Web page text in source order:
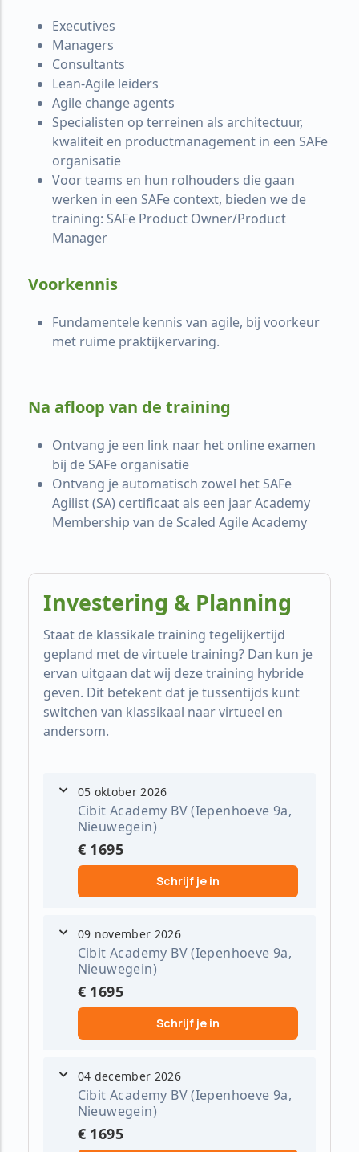
Executives
Managers
Consultants
Lean-Agile leiders
Agile change agents
Specialisten op terreinen als architectuur,
kwaliteit en productmanagement in een SAFe
organisatie
Voor teams en hun rolhouders die gaan
werken in een SAFe context, bieden we de
training: SAFe Product Owner/Product
Manager
Voorkennis
Fundamentele kennis van agile, bij voorkeur
met ruime praktijkervaring.
Na afloop van de training
Ontvang je een link naar het online examen
bij de SAFe organisatie
Ontvang je automatisch zowel het SAFe
Agilist (SA) certificaat als een jaar Academy
Membership van de Scaled Agile Academy
Investering & Planning
Staat de klassikale training tegelijkertijd
gepland met de virtuele training? Dan kun je
ervan uitgaan dat wij deze training hybride
geven. Dit betekent dat je tussentijds kunt
switchen van klassikaal naar virtueel en
andersom.
05 oktober 2026
€ 1695
Schrijf je in
Cibit Academy BV (Iepenhoeve 9a,
Nieuwegein)
09 november 2026
€ 1695
Schrijf je in
Cibit Academy BV (Iepenhoeve 9a,
Nieuwegein)
04 december 2026
€ 1695
Cibit Academy BV (Iepenhoeve 9a,
Nieuwegein)